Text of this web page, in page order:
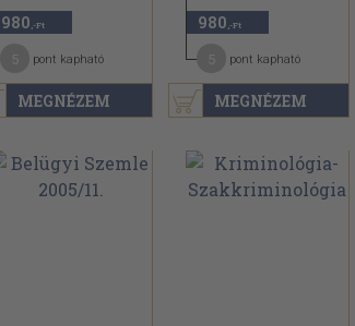
MEGNÉZEM
980 ,-Ft
pont kapható
MEGNÉZEM
980 ,-Ft
pont kapható